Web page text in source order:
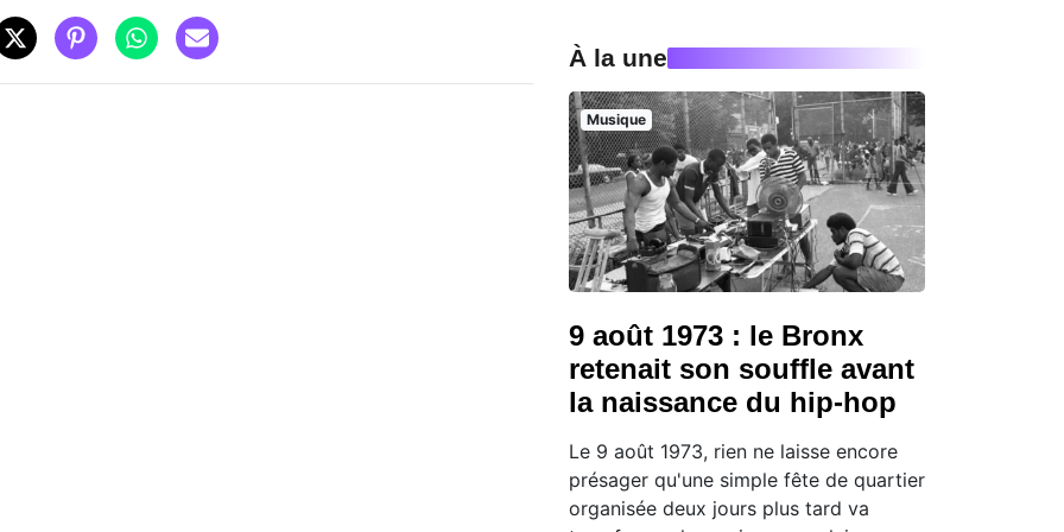
À la une
Musique
9 août 1973 : le Bronx
retenait son souffle avant
la naissance du hip-hop
Le 9 août 1973, rien ne laisse encore
présager qu'une simple fête de quartier
organisée deux jours plus tard va